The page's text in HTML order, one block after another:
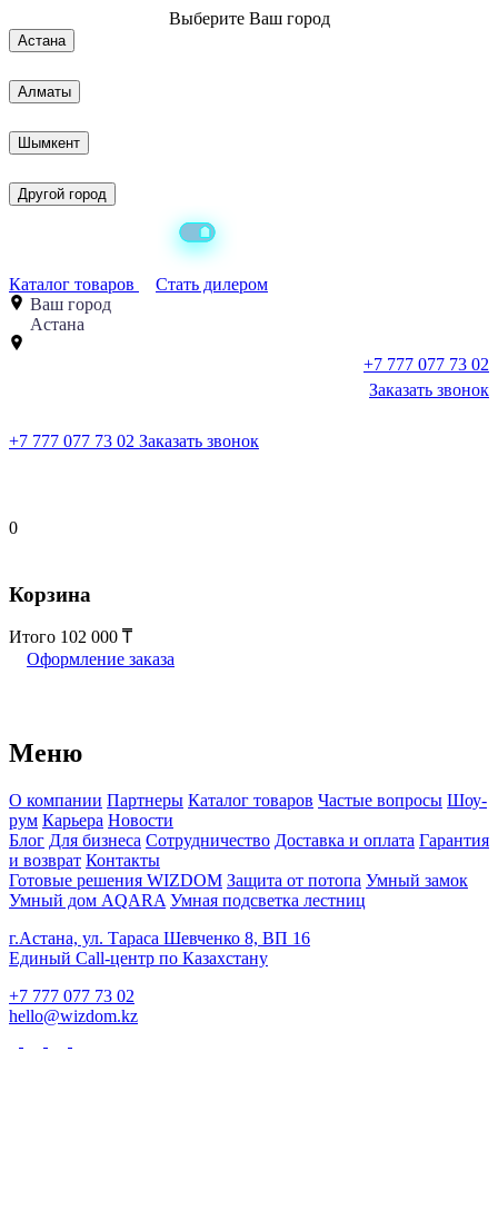
Выберите Ваш город
Астана
Алматы
Шымкент
Другой город
Каталог товаров
Стать дилером
Ваш город
Астана
+7 777 077 73 02
Заказать звонок
+7 777 077 73 02 Заказать звонок
0
Корзина
Итого 102 000
Оформление заказа
Меню
О компании Партнеры Каталог товаров Частые вопросы Шоу-
рум Карьера Новости
Блог Для бизнеса Сотрудничество Доставка и оплата Гарантия
и возврат Контакты
Готовые решения WIZDOM Защита от потопа Умный замок
Умный дом AQARA Умная подсветка лестниц
г.Астана, ул. Тараса Шевченко 8, ВП 16
Единый Call-центр по Казахстану
+7 777 077 73 02
hello@wizdom.kz